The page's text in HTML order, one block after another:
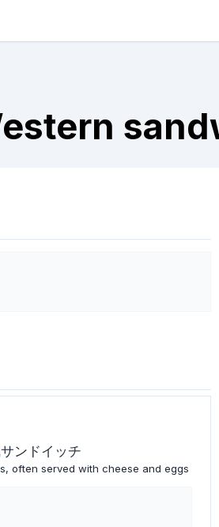
ンドイッチ
often served with cheese and eggs